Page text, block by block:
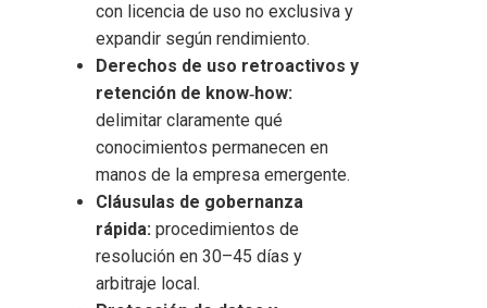
con licencia de uso no exclusiva y
expandir según rendimiento.
Derechos de uso retroactivos y
retención de know‑how:
delimitar claramente qué
conocimientos permanecen en
manos de la empresa emergente.
Cláusulas de gobernanza
rápida: procedimientos de
resolución en 30–45 días y
arbitraje local.